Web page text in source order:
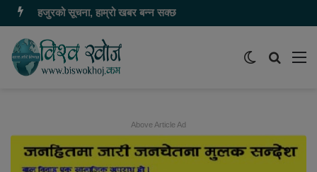
हजुरको सूचना, हाम्रो खबर बन्न सक्छ
समाचार
Switch
Above Article Ad